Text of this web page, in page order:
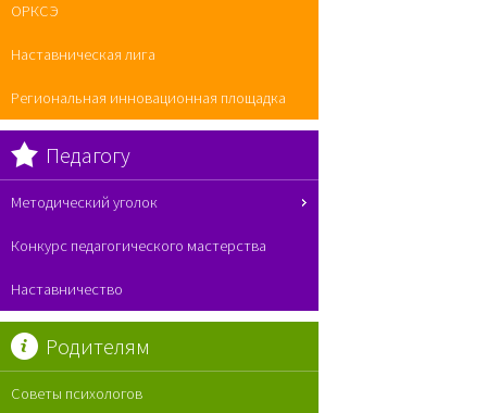
ОРКСЭ
Наставническая лига
Региональная инновационная площадка
Педагогу
Методический уголок
Конкурс педагогического мастерства
Наставничество
Родителям
Советы психологов